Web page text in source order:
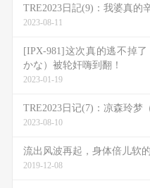
TRE2023日記(9)：我婆真的
2023-08-11
[IPX-981]这次真的逃不掉
かな）被轮奸嗨到翻！
2023-01-19
TRE2023日记(7)：凉森玲梦
2023-08-10
流出风波再起，身体倍儿软
2019-12-08